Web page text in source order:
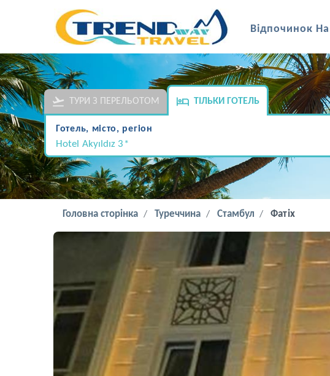
Відпочинок
ТУРИ З ПЕРЕЛЬОТОМ ТІЛЬКИ ГОТЕЛЬ
Готель, місто, регіон
Hotel Akyıldız 3*
Головна сторінка Туреччина Стамбул Фатіх